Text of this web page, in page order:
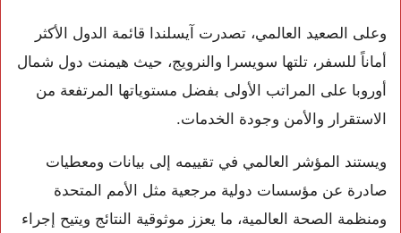
وعلى الصعيد العالمي، تصدرت آيسلندا
قائمة الدول الأكثر
أماناً للسفر، تلتها سويسرا و النرويج، حيث هيمنت دول شمال
أوروبا على المراتب الأولى بفضل مستوياتها المرتفعة من
الاستقرار والأمن وجودة الخدمات.
ويستند المؤشر العالمي في تقييمه إلى بيانات ومعطيات
صادرة عن مؤسسات دولية مرجعية مثل
الأمم المتحدة
ومنظمة الصحة العالمية، ما يعزز موثوقية النتائج ويتيح إجراء